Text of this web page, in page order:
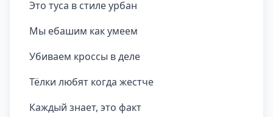
Это туса в стиле урбан
Мы ебашим как умеем
Убиваем кроссы в деле
Тёлки любят когда жестче
Каждый знает, это факт